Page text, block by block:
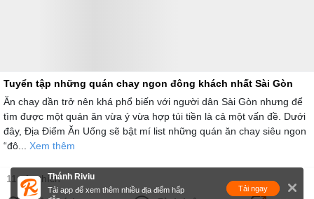
Thánh Riviu
Tải app để xem thêm nhiều địa điểm hấp
Tải ngay
Tuyển tập những quán chay ngon đông khách nhất Sài Gòn
Ăn chay dần trở nên khá phổ biến với người dân Sài Gòn nhưng để
tìm được một quán ăn vừa ý vừa hợp túi tiền là cả một vấn đề. Dưới
đây, Địa Điểm Ăn Uống sẽ bật mí list những quán ăn chay siêu ngon
“đô... Xem thêm
11 yêu thích